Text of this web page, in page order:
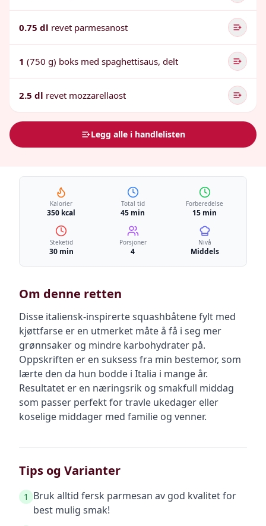
0.75 dl revet parmesanost
1 (750 g) boks med spaghettisaus, delt
2.5 dl revet mozzarellaost
Legg alle i handlelisten
Kalorier
350 kcal
Total tid
45 min
Forberedelse
15 min
Steketid
30 min
Porsjoner
4
Nivå
Middels
Om denne retten
Disse italiensk-inspirerte squashbåtene fylt med
kjøttfarse er en utmerket måte å få i seg mer
grønnsaker og mindre karbohydrater på.
Oppskriften er en suksess fra min bestemor, som
lærte den da hun bodde i Italia i mange år.
Resultatet er en næringsrik og smakfull middag
som passer perfekt for travle ukedager eller
koselige middager med familie og venner.
Tips og Varianter
1
Bruk alltid fersk parmesan av god kvalitet for
best mulig smak!